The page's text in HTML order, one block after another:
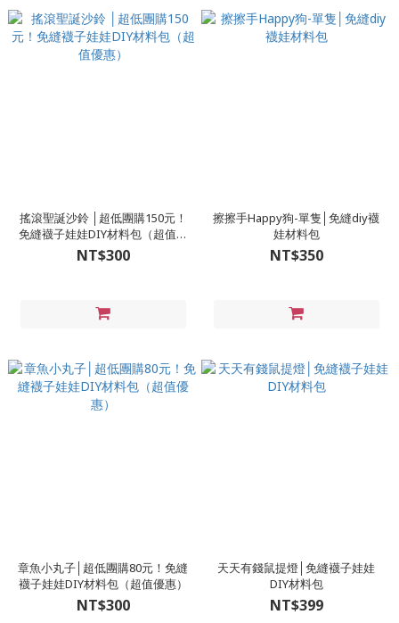
搖滾聖誕沙鈴 │超低團購150元！
免縫襪子娃娃DIY材料包（超值優
惠）
NT$300
擦擦手Happy狗-單隻│免縫diy襪
娃材料包
NT$350
章魚小丸子│超低團購80元！免縫
襪子娃娃DIY材料包（超值優惠）
NT$300
天天有錢鼠提燈│免縫襪子娃娃
DIY材料包
NT$399